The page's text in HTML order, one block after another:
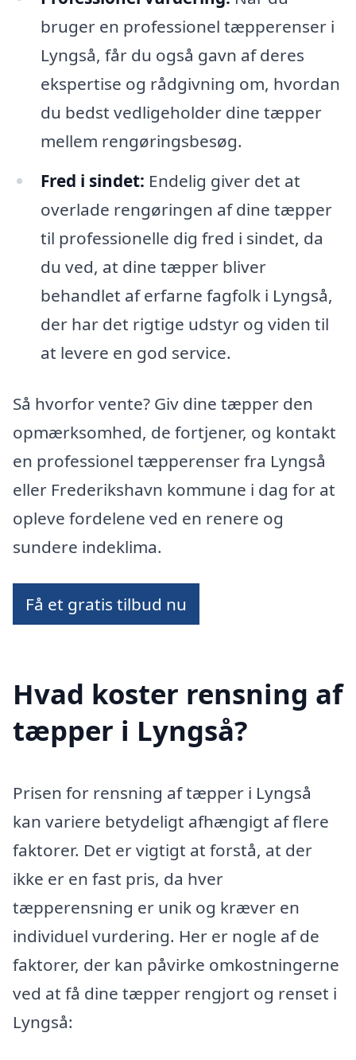
bruger en professionel tæpperenser i
Lyngså, får du også gavn af deres
ekspertise og rådgivning om, hvordan
du bedst vedligeholder dine tæpper
mellem rengøringsbesøg.
Fred i sindet: Endelig giver det at
overlade rengøringen af dine tæpper
til professionelle dig fred i sindet, da
du ved, at dine tæpper bliver
behandlet af erfarne fagfolk i Lyngså,
der har det rigtige udstyr og viden til
at levere en god service.
Så hvorfor vente? Giv dine tæpper den
opmærksomhed, de fortjener, og kontakt
en professionel tæpperenser fra Lyngså
eller Frederikshavn kommune i dag for at
opleve fordelene ved en renere og
sundere indeklima.
Få et gratis tilbud nu
Hvad koster rensning af
tæpper i Lyngså?
Prisen for rensning af tæpper i Lyngså
kan variere betydeligt afhængigt af flere
faktorer. Det er vigtigt at forstå, at der
ikke er en fast pris, da hver
tæpperensning er unik og kræver en
individuel vurdering. Her er nogle af de
faktorer, der kan påvirke omkostningerne
ved at få dine tæpper rengjort og renset i
Lyngså: